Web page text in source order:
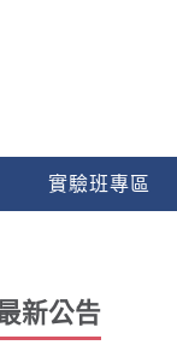
實驗班專區
新公告